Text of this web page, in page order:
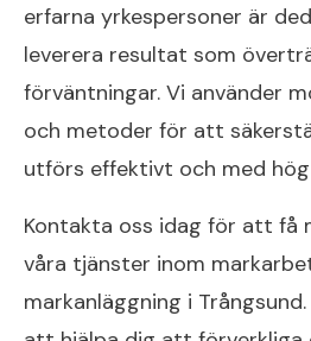
erfarna yrkespersoner är
leverera resultat som
förväntningar. Vi använder
och metoder för att
utförs effektivt och med
Kontakta oss idag för att få
våra tjänster inom
markanläggning i